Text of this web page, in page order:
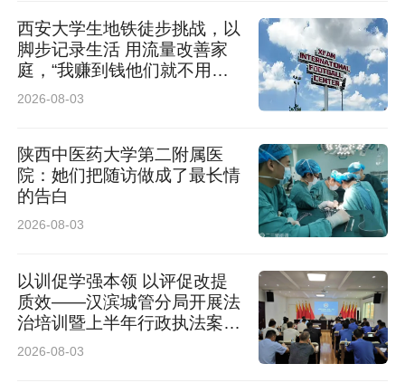
西安大学生地铁徒步挑战，以
脚步记录生活 用流量改善家
庭，“我赚到钱他们就不用早
起了”
2026-08-03
陕西中医药大学第二附属医
院：她们把随访做成了最长情
的告白
2026-08-03
以训促学强本领 以评促改提
质效——汉滨城管分局开展法
治培训暨上半年行政执法案卷
评查工作
2026-08-03